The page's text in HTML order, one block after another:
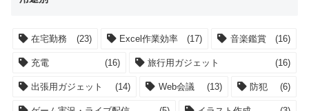
在宅勤務 (23) Excel作業効率 (17) 音楽鑑賞 (16)
充電 (16) 旅行用ガジェット (16)
出張用ガジェット (14) Web会議 (13) 防犯 (6)